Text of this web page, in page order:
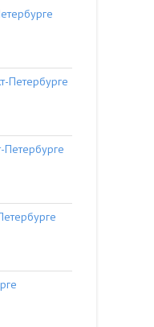
Петербурге
Петербурге